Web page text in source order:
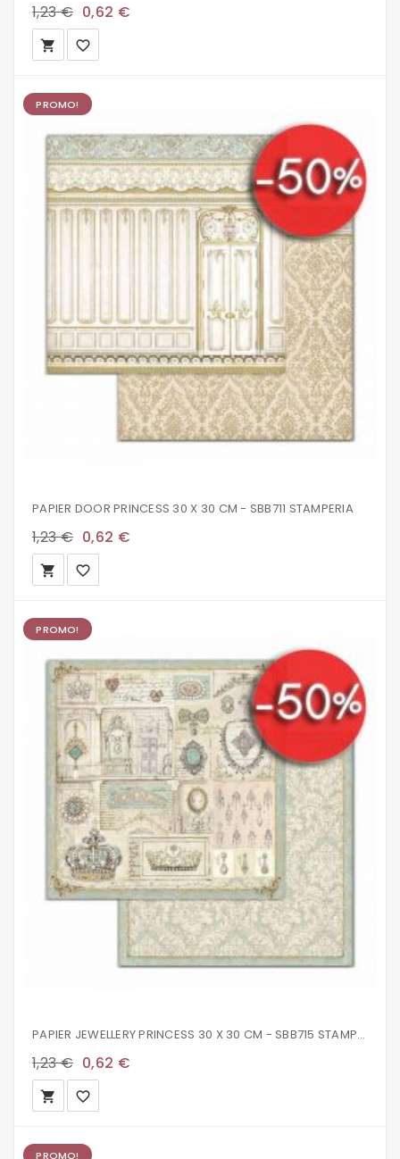
1,23 € 0,62 €
local_grocery_store favorite_border
PROMO!
PAPIER DOOR PRINCESS 30 X 30 CM - SBB711 STAMPERIA
1,23 € 0,62 €
local_grocery_store favorite_border
PROMO!
PAPIER JEWELLERY PRINCESS 30 X 30 CM - SBB715 STAMPERIA
1,23 € 0,62 €
local_grocery_store favorite_border
PROMO!